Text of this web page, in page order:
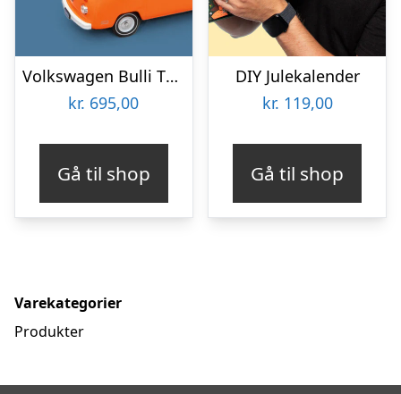
Volkswagen Bulli T2 Julekalender
kr. 695,00
Gå til shop
DIY Julekalender
kr. 119,00
Gå til shop
Varekategorier
Produkter